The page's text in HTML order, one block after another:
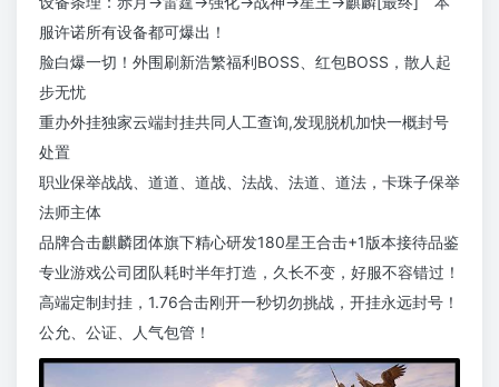
服许诺所有设备都可爆出！
脸白爆一切！外围刷新浩繁福利BOSS、红包BOSS，散人起
步无忧
重办外挂独家云端封挂共同人工查询,发现脱机加快一概封号
处置
职业保举战战、道道、道战、法战、法道、道法，卡珠子保举
法师主体
品牌合击麒麟团体旗下精心研发180星王合击+1版本接待品鉴
专业游戏公司团队耗时半年打造，久长不变，好服不容错过！
高端定制封挂，1.76合击刚开一秒切勿挑战，开挂永远封号！
公允、公证、人气包管！